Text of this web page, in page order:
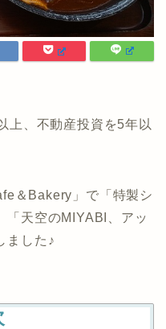
上、不動産投資を5年以
＆Bakery」で「特製シ
「天空のMIYABI、アッ
ました♪